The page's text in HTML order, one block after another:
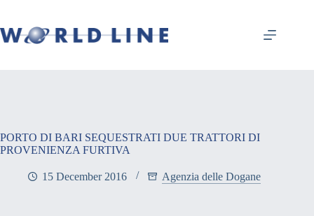
PORTO DI BARI SEQUESTRATI DUE TRATTORI DI
PROVENIENZA FURTIVA
15 December 2016 Agenzia delle Dogane